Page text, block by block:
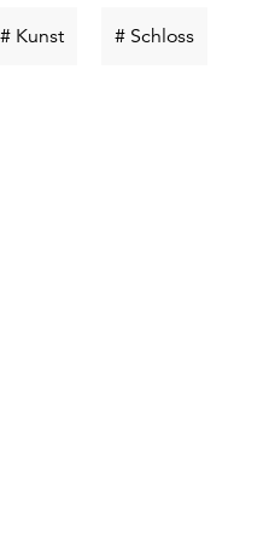
# KunstSchlüsselwort
# Schloss